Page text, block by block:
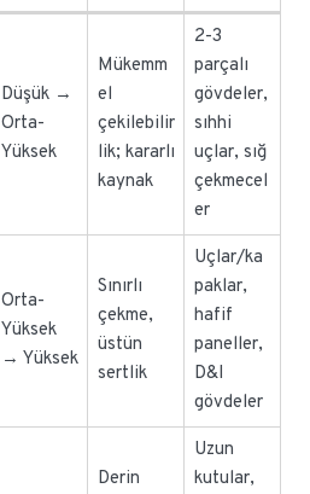
Düşük →
Orta-
Yüksek
Mükemm
el
çekilebilir
lik; kararlı
kaynak
2-3
parçalı
gövdeler,
sıhhi
uçlar, sığ
çekmecel
er
Orta-
Yüksek
→ Yüksek
Sınırlı
çekme,
üstün
sertlik
Uçlar/ka
paklar,
hafif
paneller,
D&I
gövdeler
Derin
Uzun
kutular,